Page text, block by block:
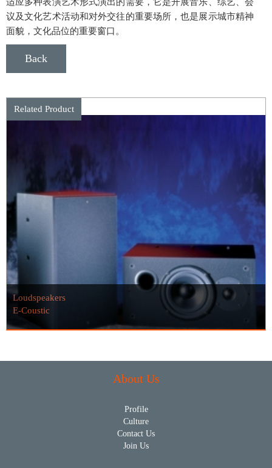
议及文化艺术活动和对外交往的重要场所，也是展示城市精神
面貌，文化品位的重要窗口。
Back
Related Product
Loudspeakers
E-Coustic
About Us
Profile
Culture
Contact Us
Join Us